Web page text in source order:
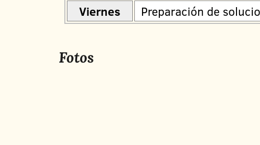
Viernes
Preparación de
Fotos